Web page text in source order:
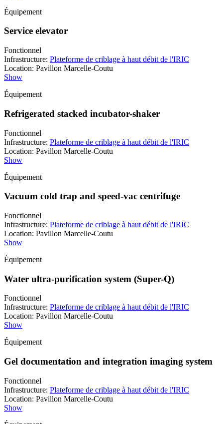
Équipement
Service elevator
Fonctionnel
Infrastructure: Plateforme de criblage à haut débit de l'IRIC
Location: Pavillon Marcelle-Coutu
Show
Équipement
Refrigerated stacked incubator-shaker
Fonctionnel
Infrastructure: Plateforme de criblage à haut débit de l'IRIC
Location: Pavillon Marcelle-Coutu
Show
Équipement
Vacuum cold trap and speed-vac centrifuge
Fonctionnel
Infrastructure: Plateforme de criblage à haut débit de l'IRIC
Location: Pavillon Marcelle-Coutu
Show
Équipement
Water ultra-purification system (Super-Q)
Fonctionnel
Infrastructure: Plateforme de criblage à haut débit de l'IRIC
Location: Pavillon Marcelle-Coutu
Show
Équipement
Gel documentation and integration imaging system
Fonctionnel
Infrastructure: Plateforme de criblage à haut débit de l'IRIC
Location: Pavillon Marcelle-Coutu
Show